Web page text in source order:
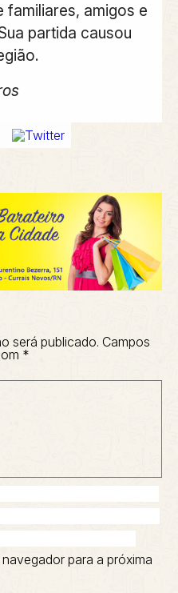
familiares, amigos e
partida causou
será publicado. Campos
*
para a próxima